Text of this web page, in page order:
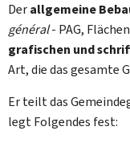
Derallgemeine
général- PAG,
grafischen und
Art, die das gesamte
Er teilt das
legt Folgendes fest: